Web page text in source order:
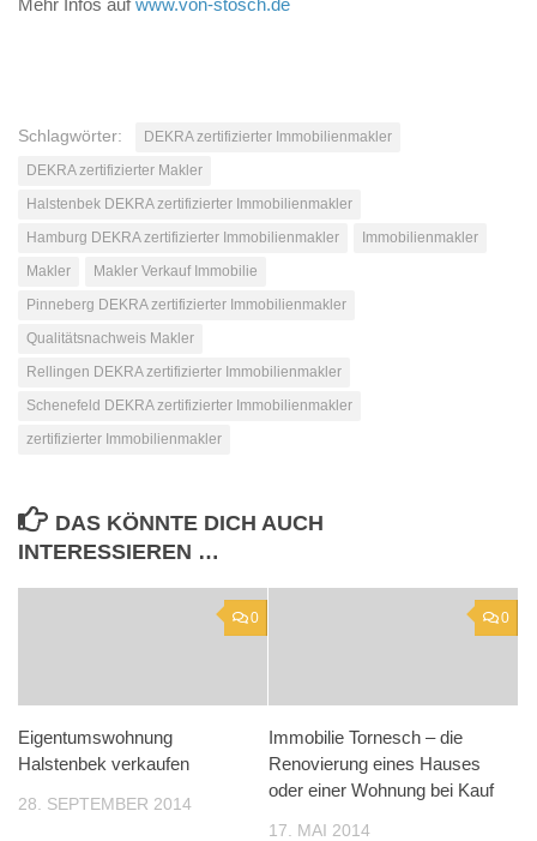
Mehr Infos aufwww.von-stosch.de
Schlagwörter:
DEKRA zertifizierter Immobilienmakler
DEKRA zertifizierter Makler
Halstenbek DEKRA zertifizierter Immobilienmakler
Hamburg DEKRA zertifizierter Immobilienmakler
Immobilienmakler
Makler
Makler Verkauf Immobilie
Pinneberg DEKRA zertifizierter Immobilienmakler
Qualitätsnachweis Makler
Rellingen DEKRA zertifizierter Immobilienmakler
Schenefeld DEKRA zertifizierter Immobilienmakler
zertifizierter Immobilienmakler
DAS KÖNNTE DICH AUCH
INTERESSIEREN …
0
Eigentumswohnung
Halstenbek verkaufen
28. SEPTEMBER 2014
0
Immobilie Tornesch – die
Renovierung eines Hauses
oder einer Wohnung bei Kauf
17. MAI 2014